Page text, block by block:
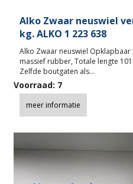
Alko Zwaar neuswiel
kg. ALKO 1 223 638
Alko Zwaar neuswiel Opklapbaar
massief rubber, Totale lengte
Zelfde boutgaten als…
Voorraad: 7
meer informatie